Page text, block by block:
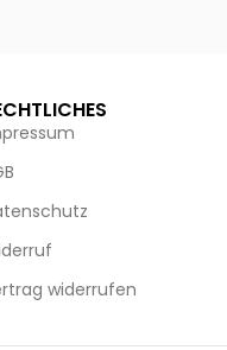
widerrufen